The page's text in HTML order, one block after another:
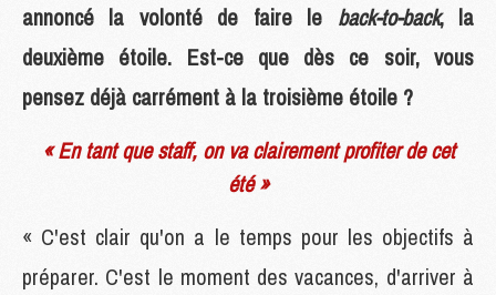
annoncé la volonté de faire le back-to-back, la
deuxième étoile. Est-ce que dès ce soir, vous
pensez déjà carrément à la troisième étoile ?
« En tant que staff, on va clairement profiter de cet
été »
« C'est clair qu'on a le temps pour les objectifs à
préparer. C'est le moment des vacances, d'arriver à